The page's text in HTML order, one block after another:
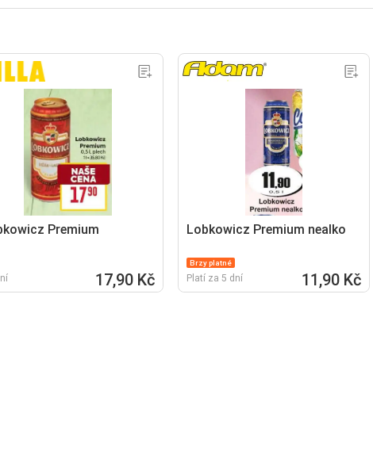
Premium
17,90 Kč
Lobkowicz Premium nealko
Brzy platné
Platí za 5 dní 11,90 Kč